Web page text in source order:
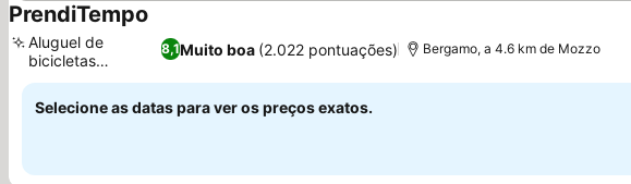
PrendiTempo
8,1Muito boa (2.022 pontuações)
Aluguel de
bicicletas
disponível
Bergamo, a 4.6 km de Mozzo
Selecione as datas para ver os preços exatos.